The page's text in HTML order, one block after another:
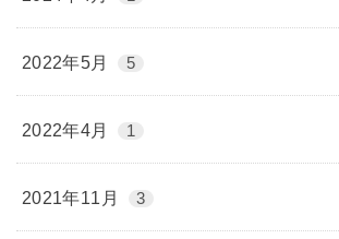
2022年5月 5
2022年4月 1
2021年11月 3